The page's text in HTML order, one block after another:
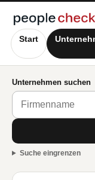
Start
Unternehmen suchen
Suche eingrenzen